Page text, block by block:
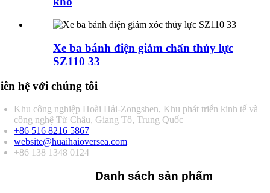
Xe ba bánh điện giảm chấn thủy lực
SZ110 33
hệ với chúng tôi
Khu công nghiệp Hoài Hải-Zongshen, Khu phát triển kinh tế và
công nghệ Từ Châu, Giang Tô, Trung Quốc
+86 516 8216 5867
website@huaihaioversea.com
+86 138 1348 0124
Danh sách sản phẩm